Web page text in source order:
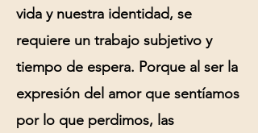
vida y nuestra identidad, se
requiere un trabajo subjetivo y
tiempo de espera. Porque al ser la
expresión del amor que sentíamos
por lo que perdimos, las